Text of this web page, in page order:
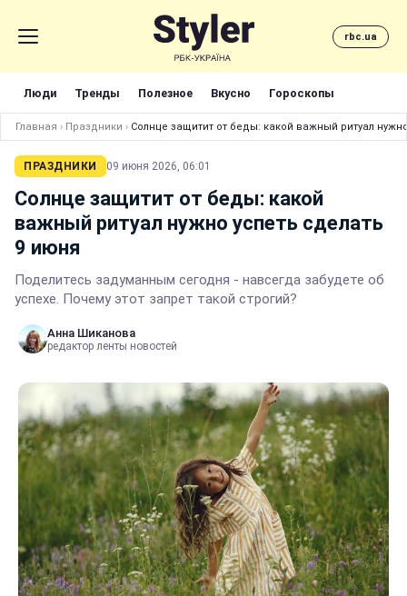
rbc.ua
Люди Тренды Полезное Вкусно Гороскопы
Главная › Праздники › Солнце защитит от беды: какой важный ритуал
ПРАЗДНИКИ 09 июня 2026, 06:01
Солнце защитит от беды: какой
важный ритуал нужно успеть сделать
9 июня
Поделитесь задуманным сегодня - навсегда забудете об
успехе. Почему этот запрет такой строгий?
Анна Шиканова
редактор ленты новостей